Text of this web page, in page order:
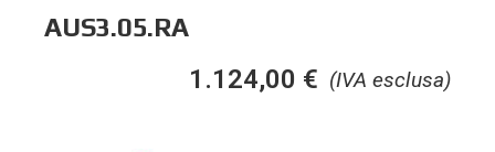
AUS3.05.RA
(IVA esclusa)
1.124,00 €